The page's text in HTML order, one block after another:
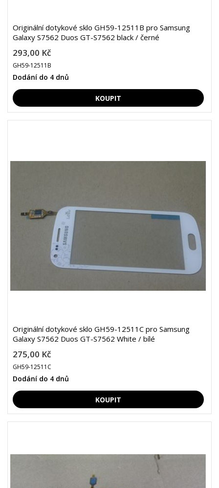
Originální dotykové sklo GH59-12511B pro Samsung
Galaxy S7562 Duos GT-S7562 black / černé
293,00 Kč
GH59-12511B
Dodání do 4 dnů
Originální dotykové sklo GH59-12511C pro Samsung
Galaxy S7562 Duos GT-S7562 White / bílé
275,00 Kč
GH59-12511C
Dodání do 4 dnů